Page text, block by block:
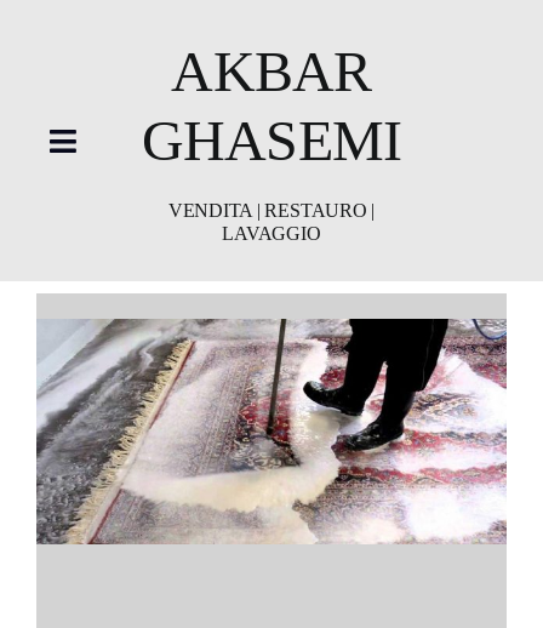
Toggle
Restauro
Lavaggio
Video
AKBAR
GHASEMI
VENDITA | RESTAURO |
LAVAGGIO